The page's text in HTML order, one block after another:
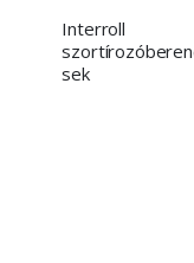
Interroll
sek